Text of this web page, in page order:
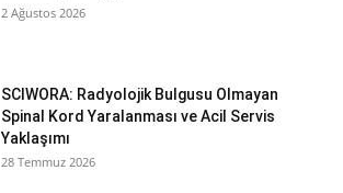
2 Ağustos 2026
SCIWORA: Radyolojik Bulgusu Olmayan
Spinal Kord Yaralanması ve Acil Servis
Yaklaşımı
28 Temmuz 2026